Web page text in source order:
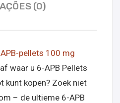
(0)
pellets 100 mg
waar u 6-APB Pellets
kunt kopen? Zoek niet
– de ultieme 6-APB